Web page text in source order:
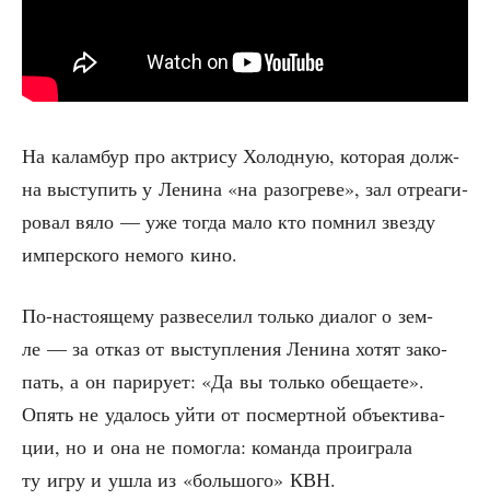
На калам­бур про актри­су Холод­ную, кото­рая долж­
на высту­пить у Лени­на «на разо­гре­ве», зал отре­а­ги­
ро­вал вяло — уже тогда мало кто пом­нил звез­ду
импер­ско­го немо­го кино.
По-насто­я­ще­му раз­ве­се­лил толь­ко диа­лог о зем­
ле — за отказ от выступ­ле­ния Лени­на хотят зако­
пать, а он пари­ру­ет: «Да вы толь­ко обе­ща­е­те».
Опять не уда­лось уйти от посмерт­ной объ­ек­ти­ва­
ции, но и она не помог­ла: коман­да про­иг­ра­ла
ту игру и ушла из «боль­шо­го» КВН.